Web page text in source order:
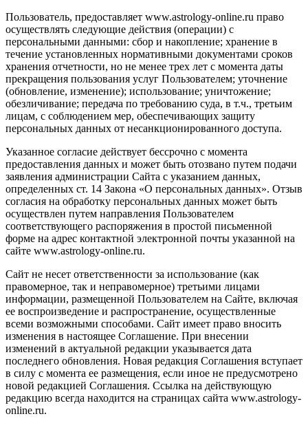
Пользователь, предоставляет www.astrology-online.ru право
осуществлять следующие действия (операции) с
персональными данными: сбор и накопление; хранение в
течение установленных нормативными документами сроков
хранения отчетности, но не менее трех лет с момента даты
прекращения пользования услуг Пользователем; уточнение
(обновление, изменение); использование; уничтожение;
обезличивание; передача по требованию суда, в т.ч., третьим
лицам, с соблюдением мер, обеспечивающих защиту
персональных данных от несанкционированного доступа.
Указанное согласие действует бессрочно с момента
предоставления данных и может быть отозвано путем подачи
заявления администрации Сайта с указанием данных,
определенных ст. 14 Закона «О персональных данных». Отзыв
согласия на обработку персональных данных может быть
осуществлен путем направления Пользователем
соответствующего распоряжения в простой письменной
форме на адрес контактной электронной почты указанной на
сайте www.astrology-online.ru.
Сайт не несет ответственности за использование (как
правомерное, так и неправомерное) третьими лицами
информации, размещенной Пользователем на Сайте, включая
ее воспроизведение и распространение, осуществленные
всеми возможными способами. Сайт имеет право вносить
изменения в настоящее Соглашение. При внесении
изменений в актуальной редакции указывается дата
последнего обновления. Новая редакция Соглашения вступает
в силу с момента ее размещения, если иное не предусмотрено
новой редакцией Соглашения. Ссылка на действующую
редакцию всегда находится на страницах сайта www.astrology-
online.ru.